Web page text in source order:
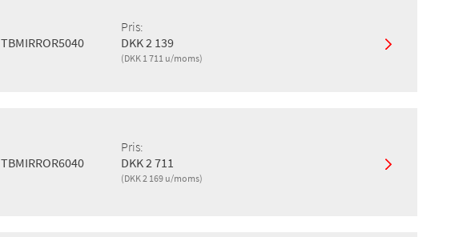
TBMIRROR5040
Pris:
DKK 2 139
(DKK 1 711 u/moms)
DKK 1 711
TBMIRROR6040
Pris:
DKK 2 711
(DKK 2 169 u/moms)